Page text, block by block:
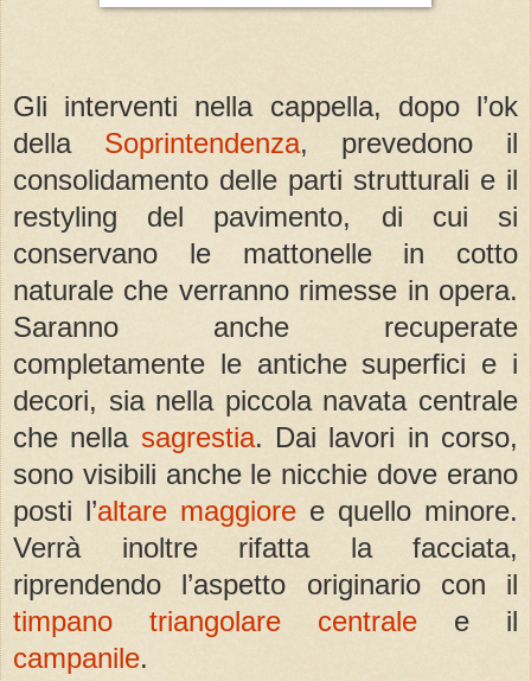
Gli interventi nella cappella, dopo l’ok
della Soprintendenza, prevedono il
consolidamento delle parti strutturali e il
restyling del pavimento, di cui si
conservano le mattonelle in cotto
naturale che verranno rimesse in opera.
Saranno anche recuperate
completamente le antiche superfici e i
decori, sia nella piccola navata centrale
che nella sagrestia. Dai lavori in corso,
sono visibili anche le nicchie dove erano
posti l’altare maggiore e quello minore.
Verrà inoltre rifatta la facciata,
riprendendo l’aspetto originario con il
timpano triangolare centrale e il
campanile.